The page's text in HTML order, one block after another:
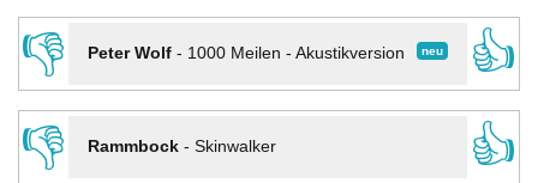
👎
neu
Peter Wolf- 1000 Meilen - Akustikversion
👍
👎
Rammbock- Skinwalker
👍